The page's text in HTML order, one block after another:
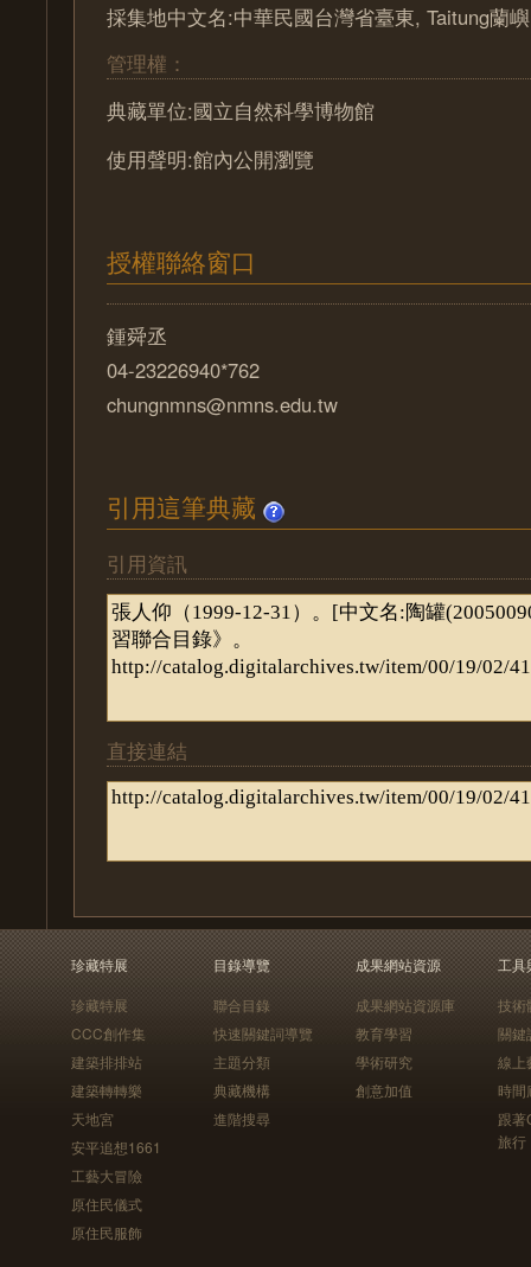
採集地中文名:中華民國台灣省臺東, Taitung蘭
管理權：
典藏單位:國立自然科學博物館
使用聲明:館內公開瀏覽
授權聯絡窗口
鍾舜丞
04-23226940*762
chungnmns@nmns.edu.tw
引用這筆典藏
引用資訊
直接連結
珍藏特展
珍藏特展
CCC創作集
建築排排站
建築轉轉樂
天地宮
安平追想1661
工藝大冒險
原住民儀式
原住民服飾
目錄導覽
聯合目錄
快速關鍵詞導覽
主題分類
典藏機構
進階搜尋
成果網站資源
成果網站資源庫
教育學習
學術研究
創意加值
工具
技術
關鍵
線上
時間
跟
旅行